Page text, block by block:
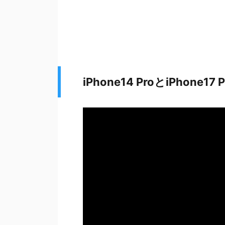
iPhone14 ProとiPhone17